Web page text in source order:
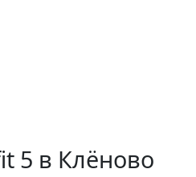
5 в Клёново